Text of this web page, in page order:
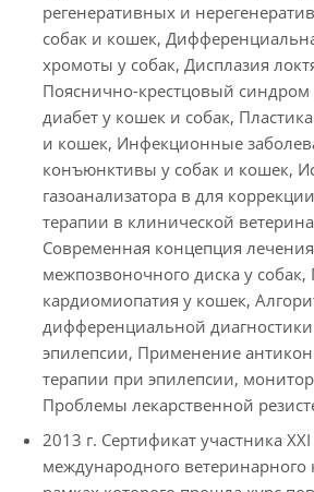
регенеративных и
собак и кошек,
хромоты у собак, Дисплазия
Пояснично-крестцовый синдром
диабет у кошек и собак,
и кошек, Инфекционные
конъюнктивы у собак и кошек,
газоанализатора в для
терапии в клинической
Современная концепция
межпозвоночного диска у собак,
кардиомиопатия у кошек,
дифференциальной
эпилепсии, Применение
терапии при эпилепсии,
Проблемы лекарственной
2013 г. Сертификат участника
международного ветеринарного